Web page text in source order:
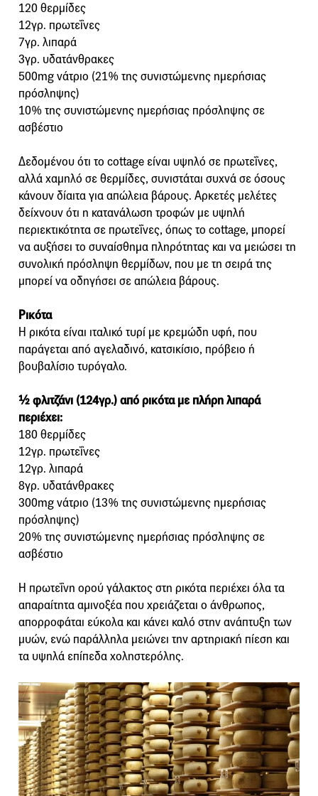
120 θερμίδες
12γρ. πρωτεΐνες
7γρ. λιπαρά
3γρ. υδατάνθρακες
500mg νάτριο (21% της συνιστώμενης ημερήσιας
πρόσληψης)
10% της συνιστώμενης ημερήσιας πρόσληψης σε
ασβέστιο
Δεδομένου ότι το cottage είναι υψηλό σε πρωτεΐνες,
αλλά χαμηλό σε θερμίδες, συνιστάται συχνά σε όσους
κάνουν δίαιτα για απώλεια βάρους. Αρκετές μελέτες
δείχνουν ότι η κατανάλωση τροφών με υψηλή
περιεκτικότητα σε πρωτεΐνες, όπως το cottage, μπορεί
να αυξήσει το συναίσθημα πληρότητας και να μειώσει τη
συνολική πρόσληψη θερμίδων, που με τη σειρά της
μπορεί να οδηγήσει σε απώλεια βάρους.
Ρικότα
Η ρικότα είναι ιταλικό τυρί με κρεμώδη υφή, που
παράγεται από αγελαδινό, κατσικίσιο, πρόβειο ή
βουβαλίσιο τυρόγαλο.
½ φλιτζάνι (124γρ.) από ρικότα με πλήρη λιπαρά
περιέχει:
180 θερμίδες
12γρ. πρωτεΐνες
12γρ. λιπαρά
8γρ. υδατάνθρακες
300mg νάτριο (13% της συνιστώμενης ημερήσιας
πρόσληψης)
20% της συνιστώμενης ημερήσιας πρόσληψης σε
ασβέστιο
Η πρωτεΐνη ορού γάλακτος στη ρικότα περιέχει όλα τα
απαραίτητα αμινοξέα που χρειάζεται ο άνθρωπος,
απορροφάται εύκολα και κάνει καλό στην ανάπτυξη των
μυών, ενώ παράλληλα μειώνει την αρτηριακή πίεση και
τα υψηλά επίπεδα χοληστερόλης.